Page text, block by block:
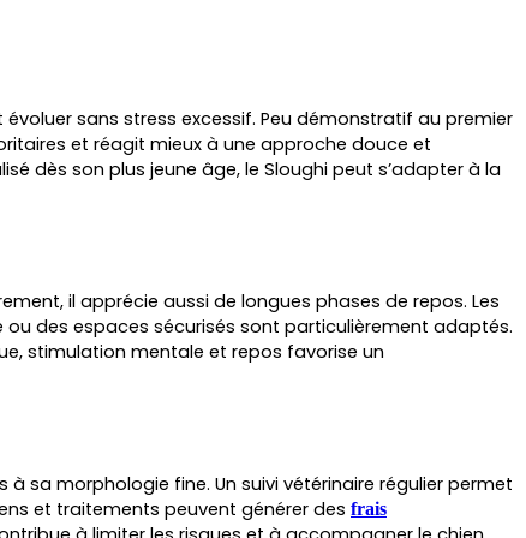
sans stress excessif. Peu démonstratif au premier
et réagit mieux à une approche douce et
dès son plus jeune âge, le Sloughi peut s’adapter à la
il apprécie aussi de longues phases de repos. Les
des espaces sécurisés sont particulièrement adaptés.
stimulation mentale et repos favorise un
sa morphologie fine. Un suivi vétérinaire régulier permet
et traitements peuvent générer des frais